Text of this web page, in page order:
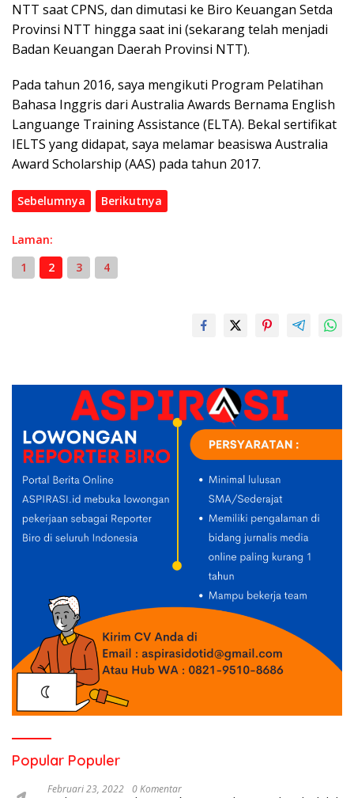
NTT saat CPNS, dan dimutasi ke Biro Keuangan Setda
Provinsi NTT hingga saat ini (sekarang telah menjadi
Badan Keuangan Daerah Provinsi NTT).
Pada tahun 2016, saya mengikuti Program Pelatihan
Bahasa Inggris dari Australia Awards Bernama English
Languange Training Assistance (ELTA). Bekal sertifikat
IELTS yang didapat, saya melamar beasiswa Australia
Award Scholarship (AAS) pada tahun 2017.
Sebelumnya Berikutnya
Laman:
1
2 3 4
Popular Populer
Februari 23, 2022 0 Komentar